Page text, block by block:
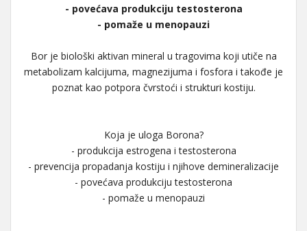
- povećava produkciju testosterona
- pomaže u menopauzi
Bor je biološki aktivan mineral u tragovima koji utiče na
metabolizam kalcijuma, magnezijuma i fosfora i takođe je
poznat kao potpora čvrstoći i strukturi kostiju.
Koja je uloga Borona?
- produkcija estrogena i testosterona
- prevencija propadanja kostiju i njihove demineralizacije
- povećava produkciju testosterona
- pomaže u menopauzi